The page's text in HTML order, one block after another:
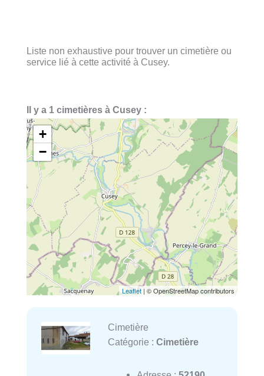
Liste non exhaustive pour trouver un cimetière ou
service lié à cette activité à Cusey.
Il y a 1 cimetières à Cusey :
+
−
Leaflet | © OpenStreetMap contributors
Cimetière
Catégorie : Cimetière